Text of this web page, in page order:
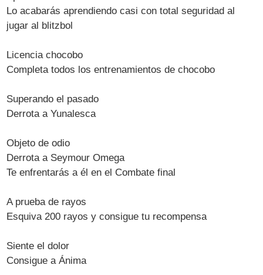
Lo acabarás aprendiendo casi con total seguridad al
jugar al blitzbol
Licencia chocobo
Completa todos los entrenamientos de chocobo
Superando el pasado
Derrota a Yunalesca
Objeto de odio
Derrota a Seymour Omega
Te enfrentarás a él en el Combate final
A prueba de rayos
Esquiva 200 rayos y consigue tu recompensa
Siente el dolor
Consigue a Ánima